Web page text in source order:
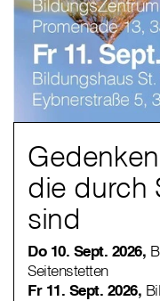
die durch
sind
Do 10. Sept. 2026,
Seitenstetten
Fr 11. Sept. 2026,